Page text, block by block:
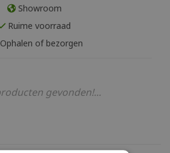
Showroom
Ruime voorraad
of bezorgen
gevonden!...